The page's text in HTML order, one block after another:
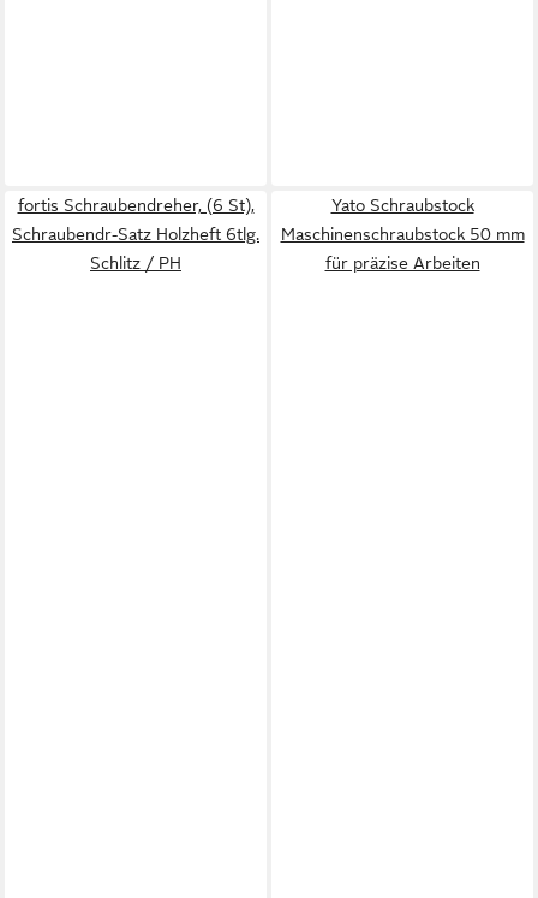
fortis Schraubendreher, (6 St),
Schraubendr-Satz Holzheft 6tlg.
Schlitz / PH
Yato Schraubstock
Maschinenschraubstock 50 mm
für präzise Arbeiten